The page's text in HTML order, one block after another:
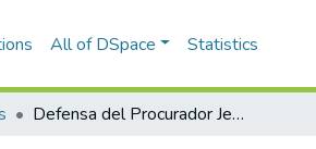
All of DSpace Statistics
Defensa del Procurador Jeneral de la Nación Florentino González, hecha ante el Senado de la República en el juicio a que ha dado lugar la acusación intentada por la Cámara de Representantes, i en que ha llevado su voz como acusador, el ciudadano diputado José María Malo Blanco